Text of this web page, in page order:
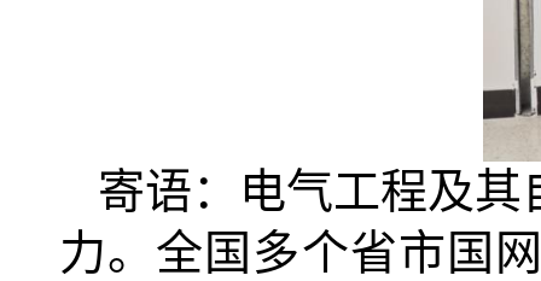
寄语：电气工程及
力。全国多个省市国